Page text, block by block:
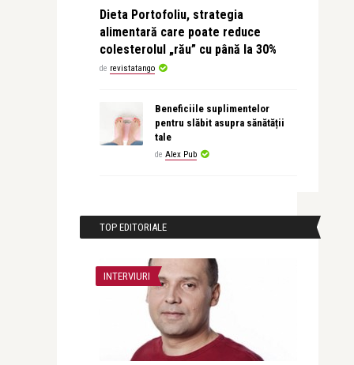
Dieta Portofoliu, strategia
alimentară care poate reduce
colesterolul „rău” cu până la 30%
de revistatango
Beneficiile suplimentelor
pentru slăbit asupra sănătății
tale
de Alex Pub
TOP EDITORIALE
INTERVIURI